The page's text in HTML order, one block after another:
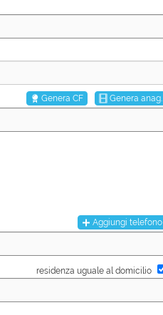
Genera anag.
Genera CF
Aggiungi telefono
residenza uguale al domicilio